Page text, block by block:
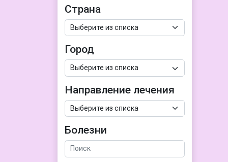
Страна
Город
Направление лечения
Болезни